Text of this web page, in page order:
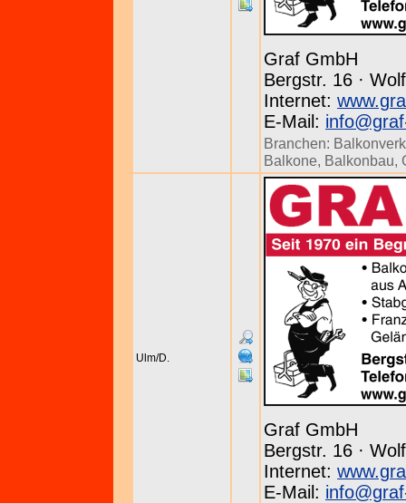
Graf GmbH
Bergstr. 16 ·
Internet:
E-Mail:
Branchen:
Balkone, Balkonbau,
Ulm/D.
Graf GmbH
Bergstr. 16 ·
Internet:
E-Mail: